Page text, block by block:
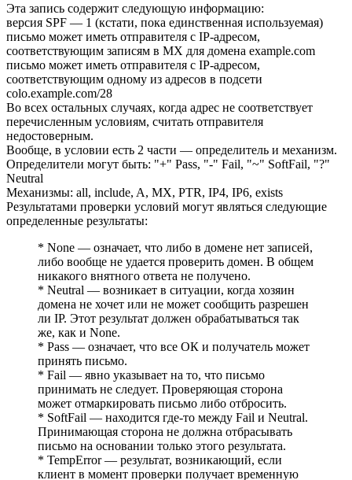
Эта запись содержит следующую информацию:
версия SPF — 1 (кстати, пока единственная используемая)
письмо может иметь отправителя с IP-адресом,
соответствующим записям в MX для домена example.com
письмо может иметь отправителя с IP-адресом,
соответствующим одному из адресов в подсети
colo.example.com/28
Во всех остальных случаях, когда адрес не соответствует
перечисленным условиям, считать отправителя
недостоверным.
Вообще, в условии есть 2 части — определитель и механизм.
Определители могут быть: "+" Pass, "-" Fail, "~" SoftFail, "?"
Neutral
Механизмы: all, include, A, MX, PTR, IP4, IP6, exists
Результатами проверки условий могут являться следующие
определенные результаты:
* None — означает, что либо в домене нет записей,
либо вообще не удается проверить домен. В общем
никакого внятного ответа не получено.
* Neutral — возникает в ситуации, когда хозяин
домена не хочет или не может сообщить разрешен
ли IP. Этот результат должен обрабатываться так
же, как и None.
* Pass — означает, что все ОК и получатель может
принять письмо.
* Fail — явно указывает на то, что письмо
принимать не следует. Проверяющая сторона
может отмаркировать письмо либо отбросить.
* SoftFail — находится где-то между Fail и Neutral.
Принимающая сторона не должна отбрасывать
письмо на основании только этого результата.
* TempError — результат, возникающий, если
клиент в момент проверки получает временную